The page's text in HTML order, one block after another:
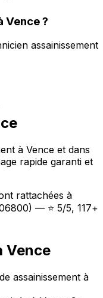
Vence ?
assainissement
à Vence et dans
rapide garanti et
rattachées à
— ⭐ 5/5, 117+
Vence
assainissement à